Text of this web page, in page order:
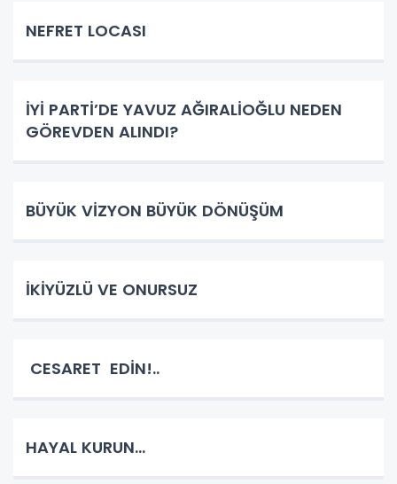
NEFRET LOCASI
İYİ PARTİ’DE YAVUZ AĞIRALİOĞLU NEDEN
GÖREVDEN ALINDI?
BÜYÜK VİZYON BÜYÜK DÖNÜŞÜM
İKİYÜZLÜ VE ONURSUZ
CESARET EDİN!..
HAYAL KURUN…